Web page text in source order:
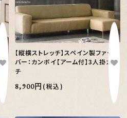
【縦横ストレッチ】スペイン製ファーカ
バー：カンボイ【アーム付】3人掛カウ
チ
8,900円 (税込)